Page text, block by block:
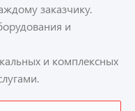
заказчику.
и
и комплексных